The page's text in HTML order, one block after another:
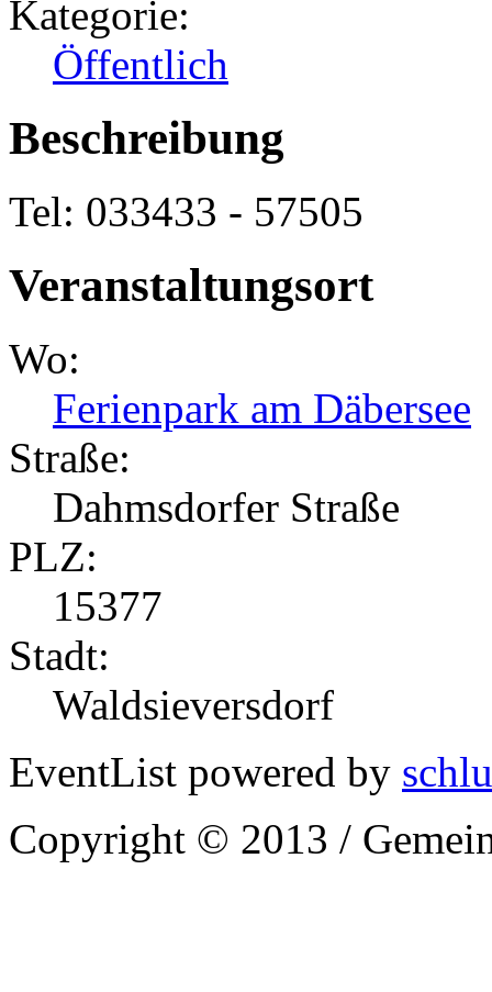
Kategorie:
Öffentlich
Beschreibung
Tel: 033433 - 57505
Veranstaltungsort
Wo:
Ferienpark am Däbersee
Straße:
Dahmsdorfer Straße
PLZ:
15377
Stadt:
Waldsieversdorf
EventList powered by
Copyright © 2013 /